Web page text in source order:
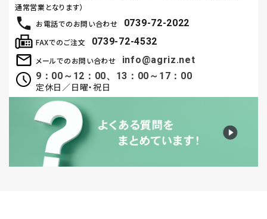
お電話でのお問い合わせ 0739-72-2022
メールでのお問い合わせ
info@agriz.net
9：00～12：00、13：00～17：00
定休日／日曜・祝日
FAXでのご注文 0739-72-4532
通常営業となります）